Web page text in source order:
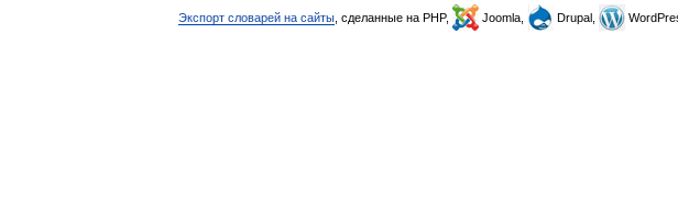
Экспорт словарей на сайты , сделанные на PHP, Joomla, Drupal,